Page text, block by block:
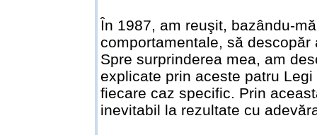
În 1987, am reuşit, bazându-
comportamentale, să
Spre surprinderea mea, am
explicate prin aceste patru
fiecare caz specific. Prin
inevitabil la rezultate cu